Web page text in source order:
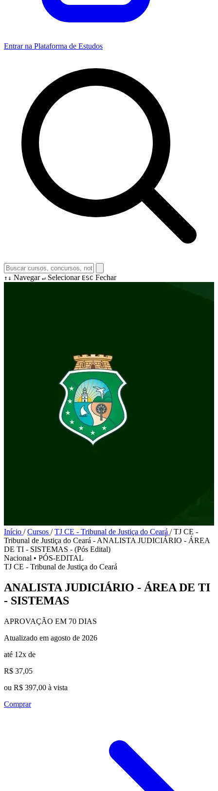
Entrar na Plataforma de Estudos
↑↓ Navegar ↵ Selecionar ESC Fechar
Início / Cursos / TJ CE - Tribunal de Justiça do Ceará / TJ CE -
Tribunal de Justiça do Ceará - ANALISTA JUDICIÁRIO - ÁREA
DE TI - SISTEMAS - (Pós Edital)
Nacional • PÓS-EDITAL
TJ CE - Tribunal de Justiça do Ceará
ANALISTA JUDICIÁRIO - ÁREA DE TI
- SISTEMAS
APROVAÇÃO EM 70 DIAS
Atualizado em agosto de 2026
até 12x de
R$ 37,05
ou R$ 397,00 à vista
Comprar